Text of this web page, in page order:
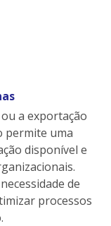
a exportação
permite uma
disponível e
de
processos